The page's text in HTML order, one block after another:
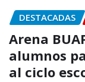
DESTACADAS
Arena
alumnos
al ciclo